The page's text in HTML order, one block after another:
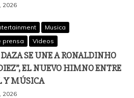
2026
Musica
prensa
Videos
SE UNE A RONALDINHO
EL NUEVO HIMNO ENTRE
Y MÚSICA
2026